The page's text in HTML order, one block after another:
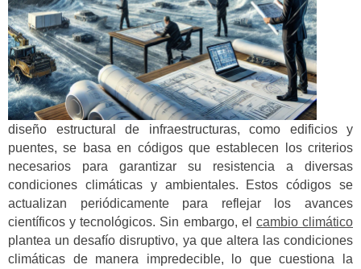
diseño estructural de infraestructuras, como edificios y
puentes, se basa en códigos que establecen los criterios
necesarios para garantizar su resistencia a diversas
condiciones climáticas y ambientales. Estos códigos se
actualizan periódicamente para reflejar los avances
científicos y tecnológicos. Sin embargo, el cambio climático
plantea un desafío disruptivo, ya que altera las condiciones
climáticas de manera impredecible, lo que cuestiona la